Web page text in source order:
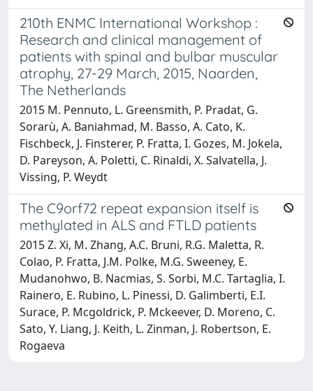
210th ENMC International Workshop :
Research and clinical management of
patients with spinal and bulbar muscular
atrophy, 27-29 March, 2015, Naarden,
The Netherlands
2015 M. Pennuto, L. Greensmith, P. Pradat, G.
Sorarù, A. Baniahmad, M. Basso, A. Cato, K.
Fischbeck, J. Finsterer, P. Fratta, I. Gozes, M. Jokela,
D. Pareyson, A. Poletti, C. Rinaldi, X. Salvatella, J.
Vissing, P. Weydt
The C9orf72 repeat expansion itself is
methylated in ALS and FTLD patients
2015 Z. Xi, M. Zhang, A.C. Bruni, R.G. Maletta, R.
Colao, P. Fratta, J.M. Polke, M.G. Sweeney, E.
Mudanohwo, B. Nacmias, S. Sorbi, M.C. Tartaglia, I.
Rainero, E. Rubino, L. Pinessi, D. Galimberti, E.I.
Surace, P. Mcgoldrick, P. Mckeever, D. Moreno, C.
Sato, Y. Liang, J. Keith, L. Zinman, J. Robertson, E.
Rogaeva